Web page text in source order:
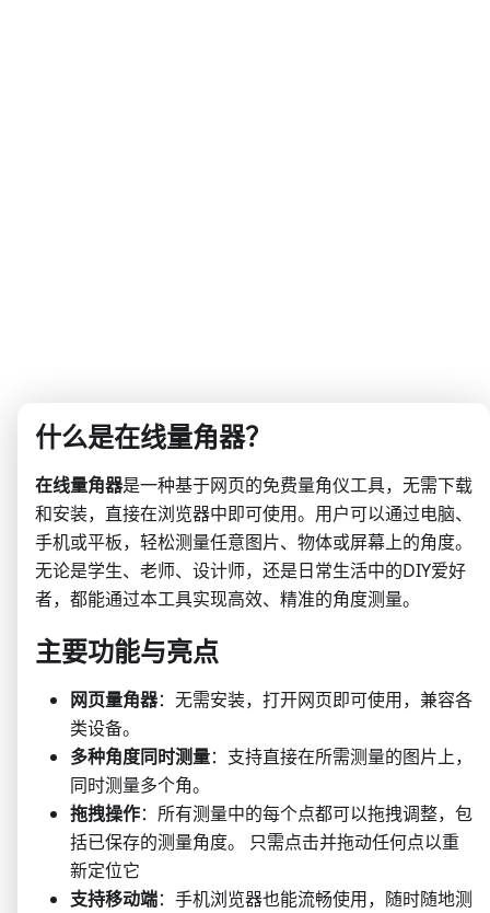
什么是在线量角器？
在线量角器是一种基于网页的免费量角仪工具，无需下载
和安装，直接在浏览器中即可使用。用户可以通过电脑、
手机或平板，轻松测量任意图片、物体或屏幕上的角度。
无论是学生、老师、设计师，还是日常生活中的DIY爱好
者，都能通过本工具实现高效、精准的角度测量。
主要功能与亮点
网页量角器：无需安装，打开网页即可使用，兼容各
类设备。
多种角度同时测量：支持直接在所需测量的图片上，
同时测量多个角。
拖拽操作：所有测量中的每个点都可以拖拽调整，包
括已保存的测量角度。 只需点击并拖动任何点以重
新定位它
支持移动端：手机浏览器也能流畅使用，随时随地测